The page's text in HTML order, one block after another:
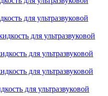
для ультразвуковой
для ультразвуковой
для ультразвуковой
для ультразвуковой
для ультразвуковой